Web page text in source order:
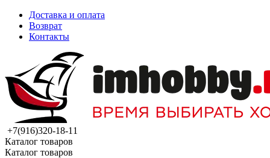
Доставка и оплата
Возврат
Контакты
+7(916)320-18-11
Каталог товаров
Каталог товаров